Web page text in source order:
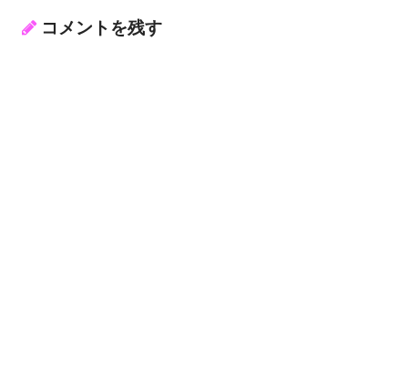
コメントを残す